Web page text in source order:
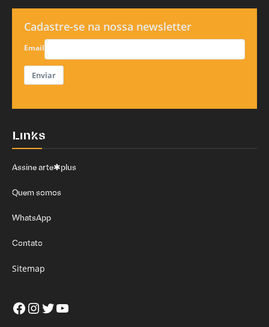
Cadastre-se na nossa newsletter
Email
Enviar
Links
Assine arte✱plus
Quem somos
WhatsApp
Contato
Sitemap
Facebook
Instagram
Twitter
Youtube